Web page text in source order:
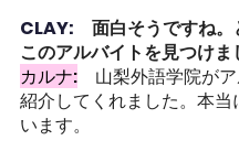
CLAY: 面白そうですね。
このアルバイトを見つけま
カルナ:
山梨外語学院が
紹介してくれました。本当
います。